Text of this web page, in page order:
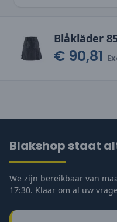
Blåkläder
€ 90,81
Blakshop staat
We zijn bereikbaar van
17:30. Klaar om al uw